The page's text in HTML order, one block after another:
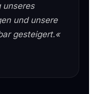
unseres
und unsere
gesteigert.«